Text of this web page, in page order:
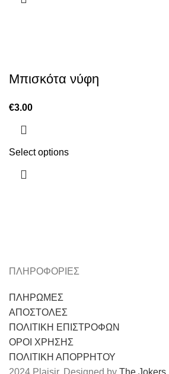
Μπισκότα νύφη
€3.00
Select options
ΠΛΗΡΟΦΟΡΙΕΣ
ΠΛΗΡΩΜΕΣ
ΑΠΟΣΤΟΛΕΣ
ΠΟΛΙΤΙΚΗ ΕΠΙΣΤΡΟΦΩΝ
ΟΡΟΙ ΧΡΗΣΗΣ
ΠΟΛΙΤΙΚΗ ΑΠΟΡΡΗΤΟΥ
2024 Plaisir. Designed by The Jokers